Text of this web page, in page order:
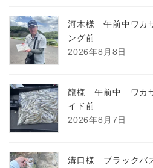
河木様 午前中ワカ
ング前
2026年8月8日
龍様 午前中 ワカ
イド前
2026年8月7日
溝口様 ブラック